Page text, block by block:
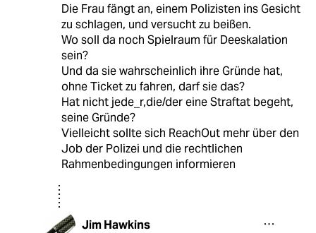
Die Frau fängt an, einem Polizisten ins Gesicht
zu schlagen, und versucht zu beißen.
Wo soll da noch Spielraum für Deeskalation
sein?
Und da sie wahrscheinlich ihre Gründe hat,
ohne Ticket zu fahren, darf sie das?
Hat nicht jede_r,die/der eine Straftat begeht,
seine Gründe?
Vielleicht sollte sich ReachOut mehr über den
Job der Polizei und die rechtlichen
Rahmenbedingungen informieren
Jim Hawkins